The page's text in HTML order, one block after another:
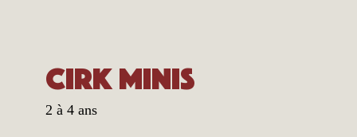
Cirk Minis
2 à 4 ans